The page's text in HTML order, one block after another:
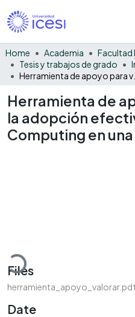
Home Academia
Tesis y trabajos de grado
Herramienta de
la adopción
Computing en
Loading...
Files
Date